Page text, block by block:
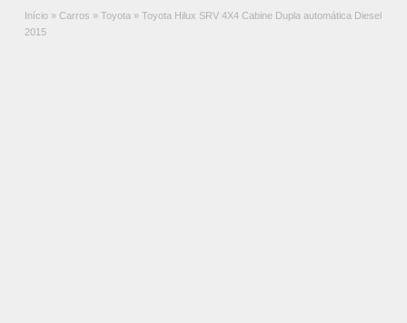
Início » Carros » Toyota » Toyota Hilux SRV 4X4 Cabine Dupla automática Diesel
2015